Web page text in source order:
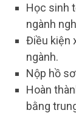
Học sinh
ngành
Điều kiện
ngành.
Nộp hồ
Hoàn
bằng